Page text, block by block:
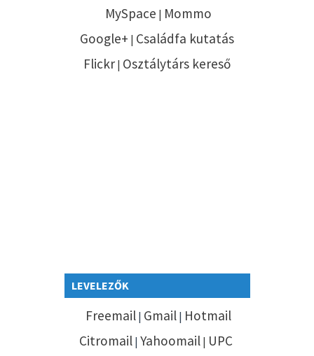
MySpace | Mommo
Google+ | Családfa kutatás
Flickr | Osztálytárs kereső
LEVELEZŐK
Freemail| Gmail | Hotmail
Citromail | Yahoomail | UPC